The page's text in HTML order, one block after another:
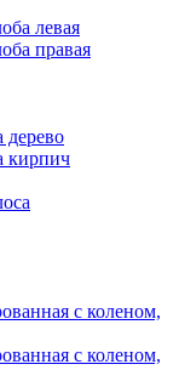
левая
правая
дерево
кирпич
с коленом,
с коленом,